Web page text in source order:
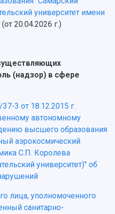
университет имени
(от 20.04.2026 г.)
(надзор) в сфере
3 от 18.12.2015 г.
автономному
высшего образования
аэрокосмический
С.П. Королева
университет)" об
лица, уполномоченного
санитарно-